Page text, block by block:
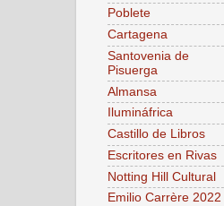
Poblete
Cartagena
Santovenia de
Pisuerga
Almansa
Ilumináfrica
Castillo de Libros
Escritores en Rivas
Notting Hill Cultural
Emilio Carrère 2022